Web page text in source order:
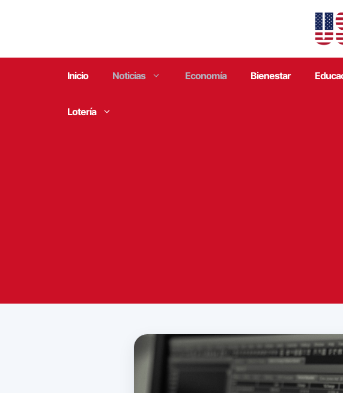
Inicio Noticias Economía Bienestar
Lotería